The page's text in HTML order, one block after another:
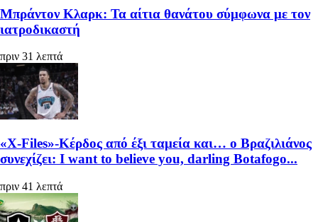
Μπράντον Κλαρκ: Τα αίτια θανάτου σύμφωνα με τον
ιατροδικαστή
πριν 31 λεπτά
«X-Files»-Κέρδος από έξι ταμεία και… ο Βραζιλιάνος
συνεχίζει: I want to believe you, darling Botafogo...
πριν 41 λεπτά